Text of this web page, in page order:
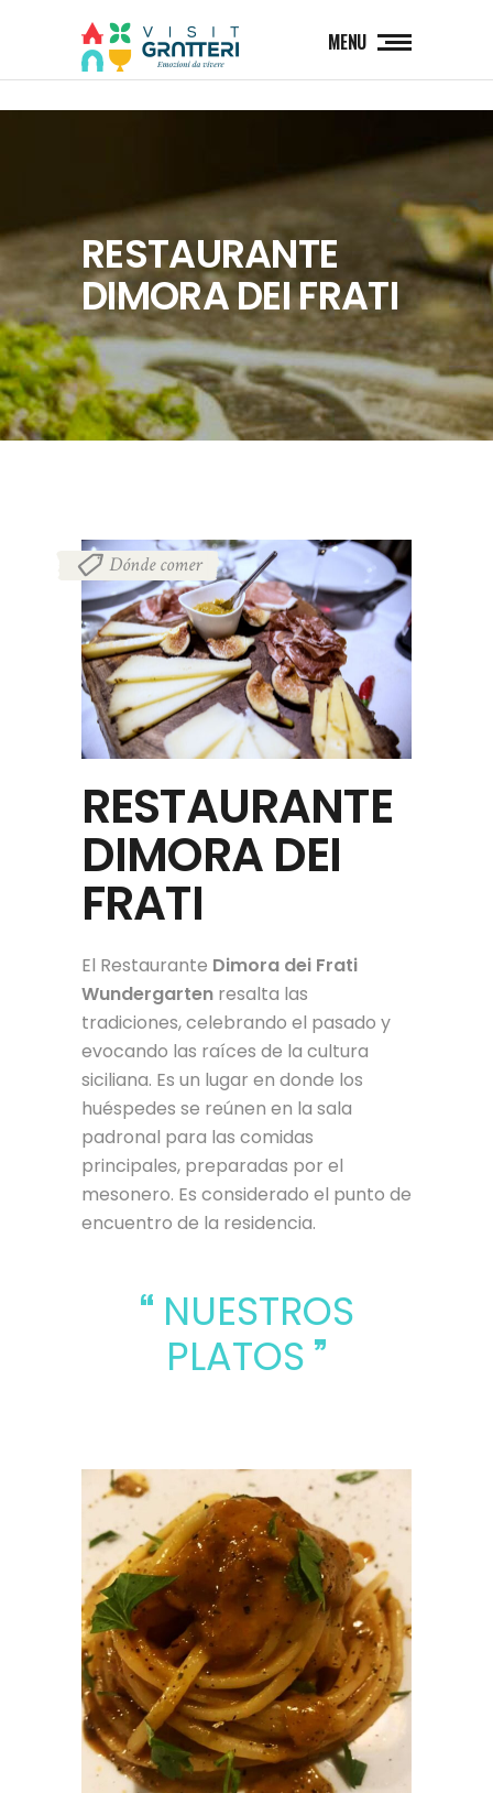
MENU
RESTAURANTE
DIMORA DEI FRATI
Dónde comer
RESTAURANTE
DIMORA DEI
FRATI
El Restaurante Dimora dei Frati
Wundergarten resalta las
tradiciones, celebrando el pasado y
evocando las raíces de la cultura
siciliana. Es un lugar en donde los
huéspedes se reúnen en la sala
padronal para las comidas
principales, preparadas por el
mesonero. Es considerado el punto de
encuentro de la residencia.
NUESTROS
PLATOS